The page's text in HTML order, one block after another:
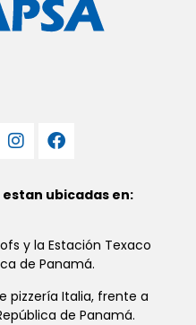
ubicadas en:
y la Estación Texaco
de Panamá.
pizzería Italia, frente a
de Panamá.